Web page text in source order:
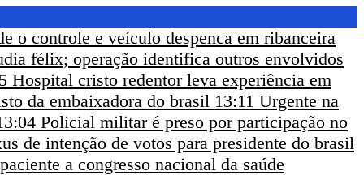
o controle e veículo despenca em ribanceira
félix; operação identifica outros envolvidos
Hospital cristo redentor leva experiência em
da embaixadora do brasil 13:11 Urgente na
Policial militar é preso por participação no
de intenção de votos para presidente do brasil
a congresso nacional da saúde